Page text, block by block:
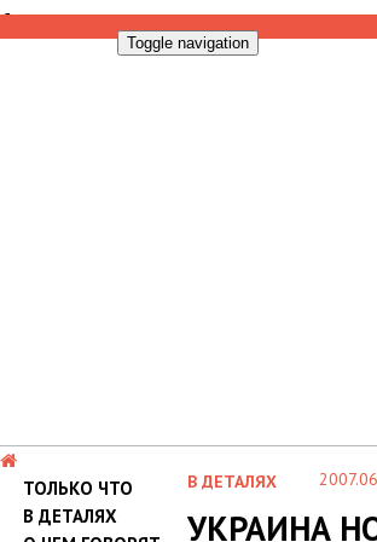
Toggle navigation
ТОЛЬКО ЧТО
В ДЕТАЛЯХ
В ДЕТАЛЯХ
УКРАИНА